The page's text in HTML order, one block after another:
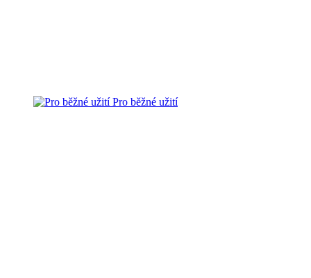
Pro běžné užití